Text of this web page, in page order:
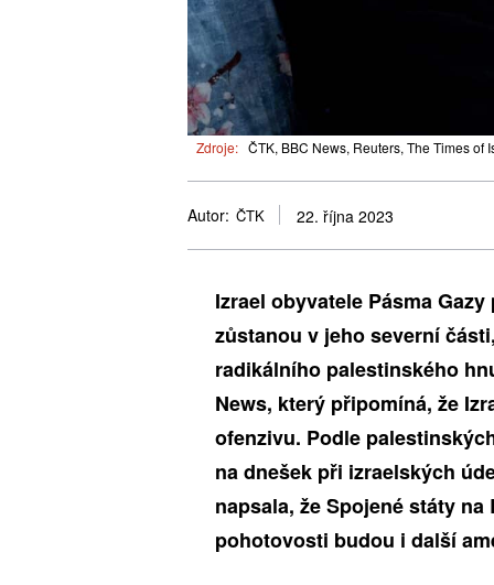
Zdroje: ČTK, BBC News, Reuters, The Times of
Autor: ČTK 22. října 2023
Izrael obyvatele Pásma
zůstanou v jeho severní
radikálního palestinského
News, který připomíná, že
ofenzivu. Podle
na dnešek při izraelských
napsala, že Spojené státy
pohotovosti budou i další